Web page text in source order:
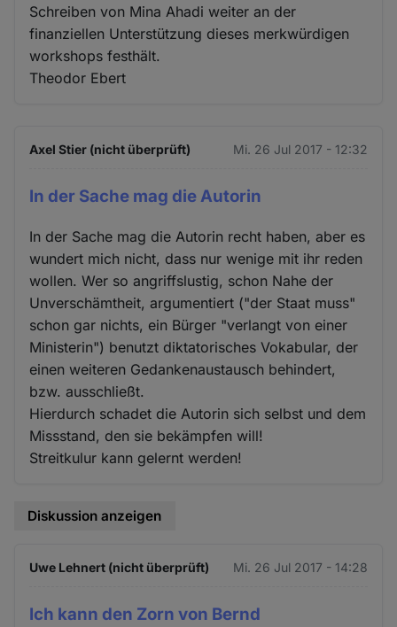
Schreiben von Mina Ahadi weiter an der
finanziellen Unterstützung dieses merkwürdigen
workshops festhält.
Theodor Ebert
Axel Stier (nicht überprüft) Mi. 26 Jul 2017 - 12:32
In der Sache mag die Autorin
In der Sache mag die Autorin recht haben, aber es
wundert mich nicht, dass nur wenige mit ihr reden
wollen. Wer so angriffslustig, schon Nahe der
Unverschämtheit, argumentiert ("der Staat muss"
schon gar nichts, ein Bürger "verlangt von einer
Ministerin") benutzt diktatorisches Vokabular, der
einen weiteren Gedankenaustausch behindert,
bzw. ausschließt.
Hierdurch schadet die Autorin sich selbst und dem
Missstand, den sie bekämpfen will!
Streitkulur kann gelernt werden!
Diskussion anzeigen
Uwe Lehnert (nicht überprüft) Mi. 26 Jul 2017 - 14:28
Ich kann den Zorn von Bernd